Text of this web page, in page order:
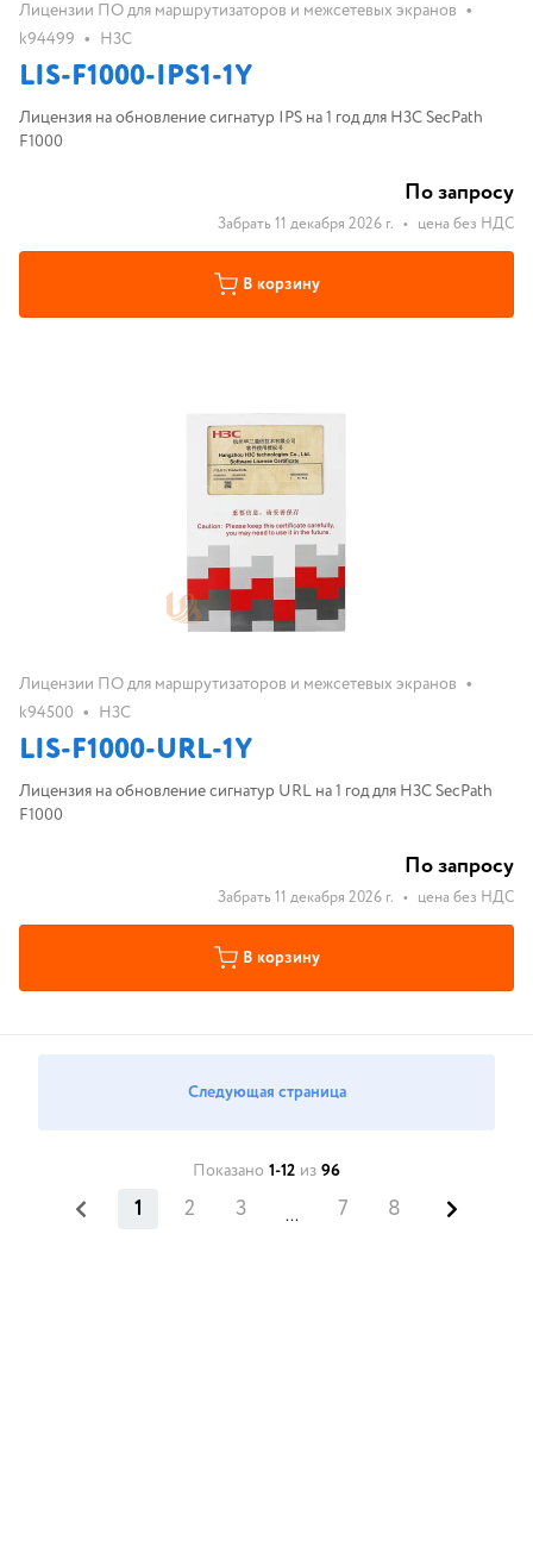
Лицензии ПО для маршрутизаторов и межсетевых экранов •
k94499 • H3C
LIS-F1000-IPS1-1Y
Лицензия на обновление сигнатур IPS на 1 год для H3C SecPath
F1000
По запросу
Забрать 11 декабря 2026 г. • цена без НДС
В корзину
Лицензии ПО для маршрутизаторов и межсетевых экранов •
k94500 • H3C
LIS-F1000-URL-1Y
Лицензия на обновление сигнатур URL на 1 год для H3C SecPath
F1000
По запросу
Забрать 11 декабря 2026 г. • цена без НДС
В корзину
Следующая страница
Показано 1-12 из 96
1 2 3 ... 7 8